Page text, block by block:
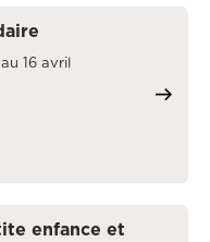
16 avril
enfance et